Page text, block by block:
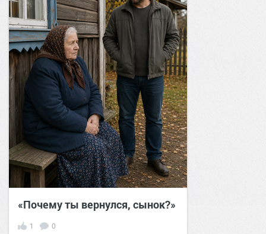
«Почему ты вернулся, сынок?»
1 0